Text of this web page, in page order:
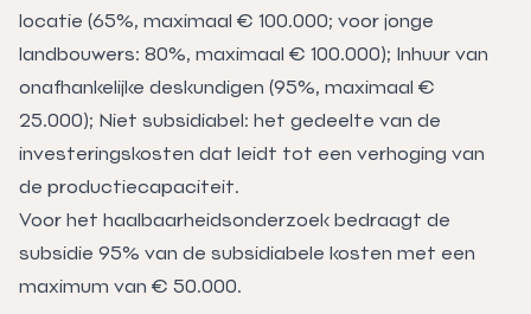
locatie (65%, maximaal € 100.000; voor jonge
landbouwers: 80%, maximaal € 100.000); Inhuur van
onafhankelijke deskundigen (95%, maximaal €
25.000); Niet subsidiabel: het gedeelte van de
investeringskosten dat leidt tot een verhoging van
de productiecapaciteit.
Voor het haalbaarheidsonderzoek bedraagt de
subsidie 95% van de subsidiabele kosten met een
maximum van € 50.000.